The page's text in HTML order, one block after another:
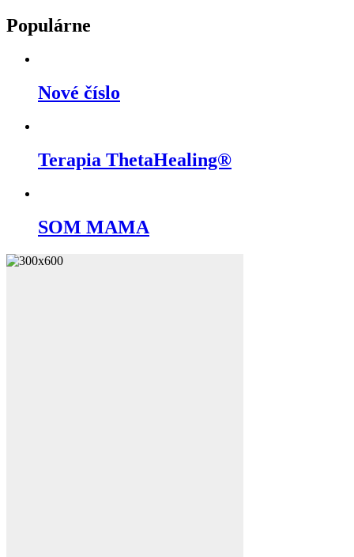
Populárne
Nové číslo
Terapia ThetaHealing®
SOM MAMA